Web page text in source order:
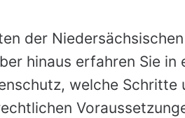
der
hinaus erfahren Sie in
welche Schritte